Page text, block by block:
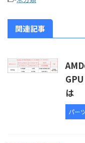
関連記事
は
パー